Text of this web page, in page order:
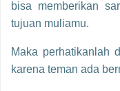
bisa memberikan
tujuan muliamu.
Maka perhatikanlah
karena teman ada